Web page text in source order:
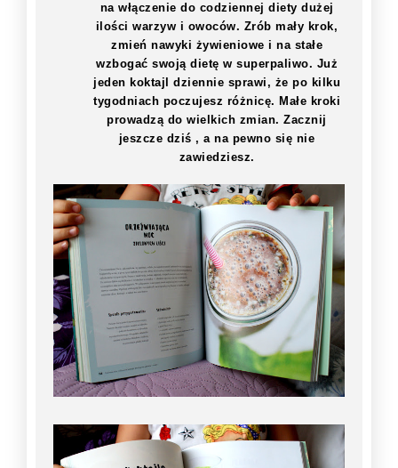
na włączenie do codziennej diety dużej
ilości warzyw i owoców. Zrób mały krok,
zmień nawyki żywieniowe i na stałe
wzbogać swoją dietę w superpaliwo. Już
jeden koktajl dziennie sprawi, że po kilku
tygodniach poczujesz różnicę. Małe kroki
prowadzą do wielkich zmian. Zacznij
jeszcze dziś , a na pewno się nie
zawiedziesz.